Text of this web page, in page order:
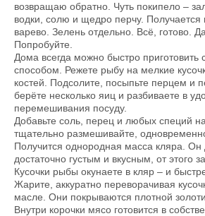
возвращаю обратно. Чуть покипело –
водки, солю и щедро перчу. Получается
варево. Зелень отдельно. Всё, готово.
Попробуйте.
Дома всегда можно быстро приготовить
способом. Режете рыбу на мелкие
костей. Подсолите, посыпьте перцем и
берёте несколько яиц и разбиваете в
перемешивания посуду.
Добавьте соль, перец и любых специй
тщательно размешивайте,
Получится однородная масса кляра.
достаточно густым и вкусным, от этого
Кусочки рыбы окунаете в кляр – и
Жарите, аккуратно переворачивая
масле. Они покрываются плотной
Внутри корочки мясо готовится в